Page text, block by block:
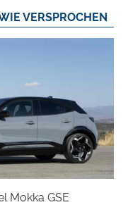
VERSPROCHEN
Mokka GSE